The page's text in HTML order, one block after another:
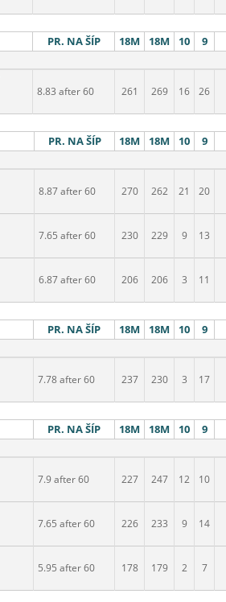
PR. NA ŠÍP 18M 18M 10 9
8.83 after 60 261 269 16 26
PR. NA ŠÍP 18M 18M 10 9
8.87 after 60 270 262 21 20
7.65 after 60 230 229 9 13
6.87 after 60 206 206 3 11
PR. NA ŠÍP 18M 18M 10 9
7.78 after 60 237 230 3 17
PR. NA ŠÍP 18M 18M 10 9
7.9 after 60 227 247 12 10
7.65 after 60 226 233 9 14
5.95 after 60 178 179 2 7